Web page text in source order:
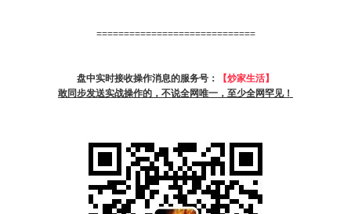
=============================
盘中实时接收操作消息的服务号：
【炒家生活】
敢同步发送实战操作的，不说全网唯一，至少全网罕见！